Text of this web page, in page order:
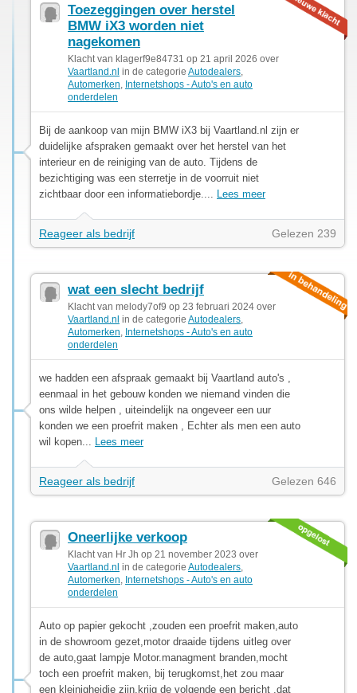
Toezeggingen over herstel
BMW iX3 worden niet
nagekomen
Klacht van klagerf9e84731 op 21 april 2026 over
Vaartland.nl in de categorie Autodealers
Automerken Internetshops - Auto's en auto
onderdelen
Bij de aankoop van mijn BMW iX3 bij Vaartland.nl zijn er
duidelijke afspraken gemaakt over het herstel van het
interieur en de reiniging van de auto. Tijdens de
bezichtiging was een sterretje in de voorruit niet
zichtbaar door een informatiebordje.... Lees meer
Reageer als bedrijf Gelezen 239
wat een slecht bedrijf
Klacht van melody7of9 op 23 februari 2024 over
Vaartland.nl in de categorie Autodealers
Automerken Internetshops - Auto's en auto
onderdelen
we hadden een afspraak gemaakt bij Vaartland auto's ,
eenmaal in het gebouw konden we niemand vinden die
ons wilde helpen , uiteindelijk na ongeveer een uur
konden we een proefrit maken , Echter als men een auto
wil kopen... Lees meer
Reageer als bedrijf Gelezen 646
Oneerlijke verkoop
Klacht van Hr Jh op 21 november 2023 over
Vaartland.nl in de categorie Autodealers
Automerken Internetshops - Auto's en auto
onderdelen
Auto op papier gekocht ,zouden een proefrit maken,auto
in de showroom gezet,motor draaide tijdens uitleg over
de auto,gaat lampje Motor.managment branden,mocht
toch een proefrit maken, bij terugkomst,het zou maar
een kleinigheidje zijn,krijg de volgende een bericht ,dat